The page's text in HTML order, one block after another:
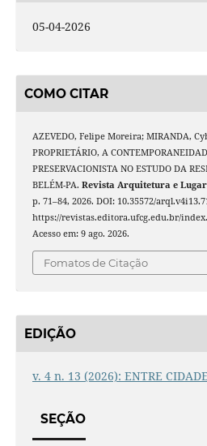
05-04-2026
COMO CITAR
AZEVEDO, Felipe Moreira; MIRANDA,
PROPRIETÁRIO, A
PRESERVACIONISTA NO ESTUDO DA
BELÉM-PA. Revista Arquitetura e Lugar
p. 71–84, 2026. DOI: 10.35572/
https://revistas.editora.ufcg.edu.br/
Acesso em: 9 ago. 2026.
Fomatos de Citação
EDIÇÃO
v. 4 n. 13 (2026): ENTRE
SEÇÃO